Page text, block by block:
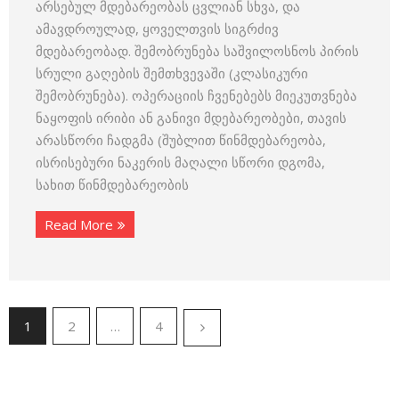
არსებულ მდებარეობას ცვლიან სხვა, და
ამავდროულად, ყოველთვის სიგრძივ
მდებარეობად. შემობრუნება საშვილოსნოს პირის
სრული გაღების შემთხვევაში (კლასიკური
შემობრუნება). ოპერაციის ჩვენებებს მიეკუთვნება
ნაყოფის ირიბი ან განივი მდებარეობები, თავის
არასწორი ჩადგმა (შუბლით წინმდებარეობა,
ისრისებური ნაკერის მაღალი სწორი დგომა,
სახით წინმდებარეობის
Read More
1 2 … 4